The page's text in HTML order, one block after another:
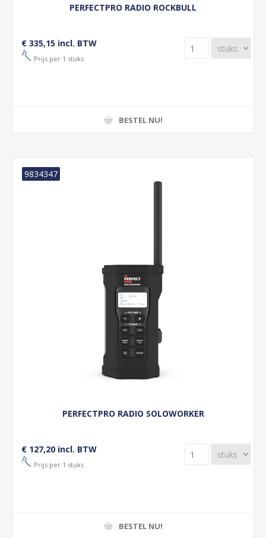
PERFECTPRO RADIO ROCKBULL
€ 335,15 incl. BTW
Prijs per 1 stuks
BESTEL NU!
PERFECTPRO RADIO SOLOWORKER
9834347
€ 127,20 incl. BTW
Prijs per 1 stuks
BESTEL NU!